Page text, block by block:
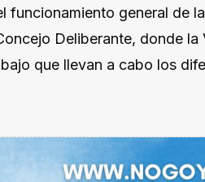
funcionamiento general de
Deliberante, donde la
que llevan a cabo los